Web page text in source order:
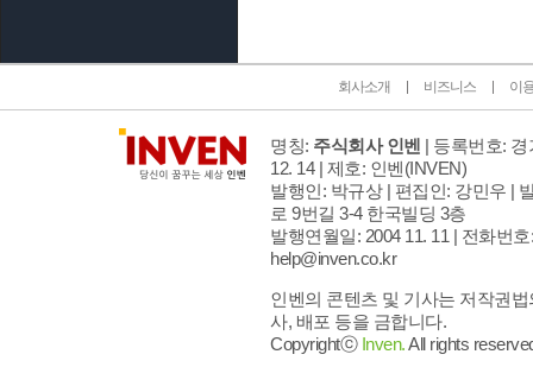
회사소개 비즈니스 이
명칭: 주식회사 인벤 | 등록번호:
12. 14 | 제호: 인벤(INVEN)
발행인: 박규상 | 편집인: 강민우 |
로 9번길 3-4 한국빌딩 3층
발행연월일: 2004 11. 11 | 전화번호
help@inven.co.kr
인벤의 콘텐츠 및 기사는 저작권
사, 배포 등을 금합니다.
Copyrightⓒ Inven.All rights